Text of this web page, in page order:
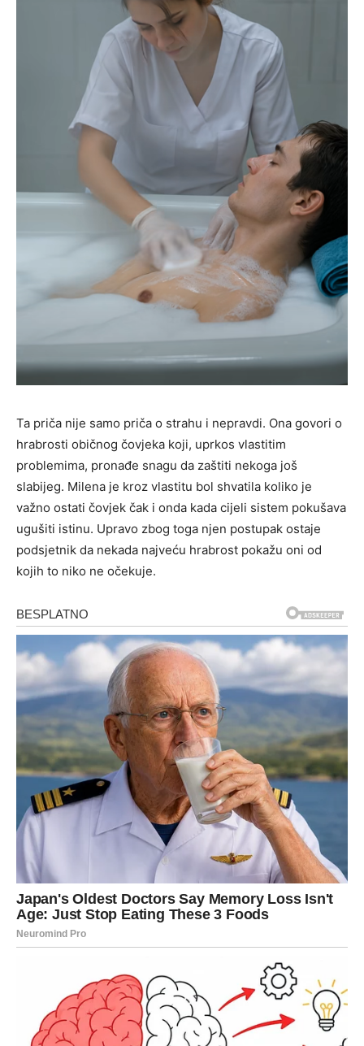
Ta priča nije samo priča o strahu i nepravdi. Ona govori o
hrabrosti običnog čovjeka koji, uprkos vlastitim
problemima, pronađe snagu da zaštiti nekoga još
slabijeg. Milena je kroz vlastitu bol shvatila koliko je
važno ostati čovjek čak i onda kada cijeli sistem pokušava
ugušiti istinu. Upravo zbog toga njen postupak ostaje
podsjetnik da nekada najveću hrabrost pokažu oni od
kojih to niko ne očekuje.